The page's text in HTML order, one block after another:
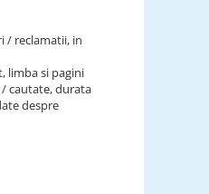
/ reclamatii, in
limba si pagini
/ cautate, durata
despre